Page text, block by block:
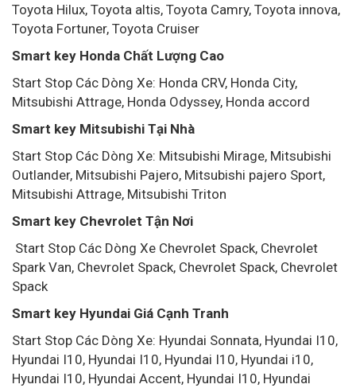
Toyota Hilux, Toyota altis, Toyota Camry, Toyota innova,
Toyota Fortuner, Toyota Cruiser
Smart key Honda Chất Lượng Cao
Start Stop Các Dòng Xe: Honda CRV, Honda City,
Mitsubishi Attrage, Honda Odyssey, Honda accord
Smart key Mitsubishi Tại Nhà
Start Stop Các Dòng Xe: Mitsubishi Mirage, Mitsubishi
Outlander, Mitsubishi Pajero, Mitsubishi pajero Sport,
Mitsubishi Attrage, Mitsubishi Triton
Smart key Chevrolet Tận Nơi
Start Stop Các Dòng Xe Chevrolet Spack, Chevrolet
Spark Van, Chevrolet Spack, Chevrolet Spack, Chevrolet
Spack
Smart key Hyundai Giá Cạnh Tranh
Start Stop Các Dòng Xe: Hyundai Sonnata, Hyundai I10,
Hyundai I10, Hyundai I10, Hyundai I10, Hyundai i10,
Hyundai I10, Hyundai Accent, Hyundai I10, Hyundai